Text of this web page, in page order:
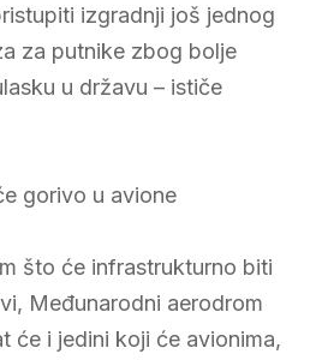
izgradnji još jednog
za putnike zbog bolje
u državu – ističe
gorivo u avione
što će infrastrukturno biti
Međunarodni aerodrom
će i jedini koji će avionima,